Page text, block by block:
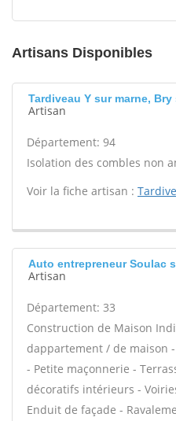
Artisans Disponibles
Tardiveau Y sur marne, Bry
Artisan
Département: 94
Isolation des combles non
Voir la fiche artisan :
Auto entrepreneur Soulac
Artisan
Département: 33
Construction de Maison
dappartement / de maison
- Petite maçonnerie -
décoratifs intérieurs -
Enduit de façade -